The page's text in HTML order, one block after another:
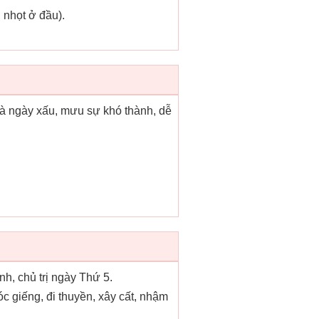
nhọt ở đầu).
ngày xấu, mưu sự khó thành, dễ
chủ trị ngày Thứ 5.
giếng, đi thuyền, xây cất, nhậm